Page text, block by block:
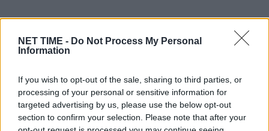
NET TIME - Do Not Process My Personal
Information
If you wish to opt-out of the sale, sharing to third parties, or
processing of your personal or sensitive information for
targeted advertising by us, please use the below opt-out
section to confirm your selection. Please note that after your
αποτελείωσε. Βανδή: για Διάφορα
και
λέξεις
με Μπεκιάρη: Μπσιμπίκη
περιπολικό